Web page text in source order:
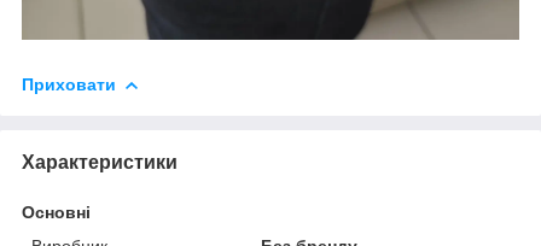
Приховати
Характеристики
Основні